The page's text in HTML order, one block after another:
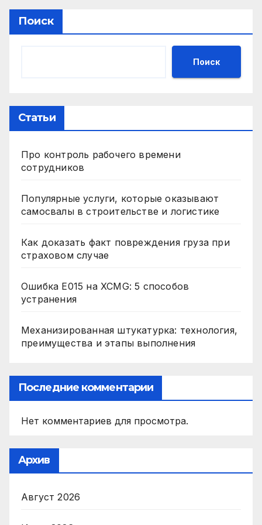
Поиск
Поиск
Статьи
Про контроль рабочего времени
сотрудников
Популярные услуги, которые оказывают
самосвалы в строительстве и логистике
Как доказать факт повреждения груза при
страховом случае
Ошибка E015 на XCMG: 5 способов
устранения
Механизированная штукатурка: технология,
преимущества и этапы выполнения
Последние комментарии
Нет комментариев для просмотра.
Архив
Август 2026